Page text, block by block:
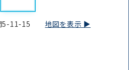
間5-11-15 地図を表示 ▶︎